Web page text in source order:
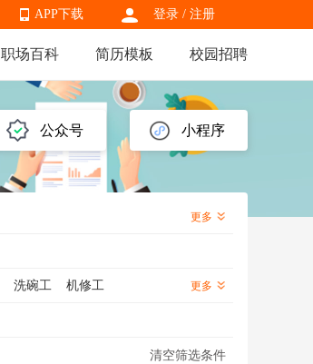
登录 / 注册
APP下载
APP下载
职场百科 简历模板 校园招聘
公众号 小程序
更多
洗碗工
机修工
更多
清空筛选条件